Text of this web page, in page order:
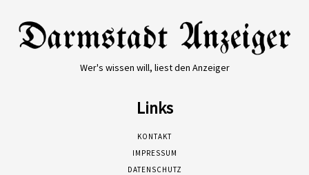
Wer's wissen will, liest den Anzeiger
Links
KONTAKT
IMPRESSUM
DATENSCHUTZ